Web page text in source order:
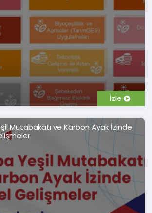
İzle
Mutabakatı ve Karbon Ayak İzinde